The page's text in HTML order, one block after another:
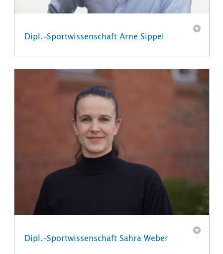
Dipl.-Sportwissenschaft Arne Sippel
Dipl.-Sportwissenschaft Sahra Weber